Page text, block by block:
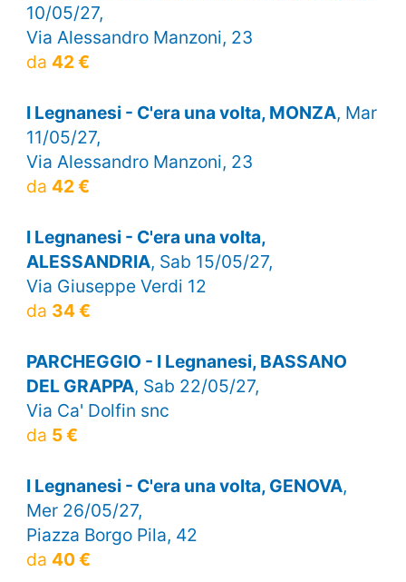
10/05/27,
Via Alessandro Manzoni, 23
da 42 €
I Legnanesi - C'era una volta, MONZA, Mar
11/05/27,
Via Alessandro Manzoni, 23
da 42 €
I Legnanesi - C'era una volta,
ALESSANDRIA, Sab 15/05/27,
Via Giuseppe Verdi 12
da 34 €
PARCHEGGIO - I Legnanesi, BASSANO
DEL GRAPPA, Sab 22/05/27,
Via Ca' Dolfin snc
da 5 €
I Legnanesi - C'era una volta, GENOVA,
Mer 26/05/27,
Piazza Borgo Pila, 42
da 40 €